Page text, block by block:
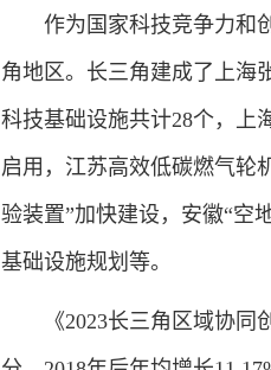
作为国家科技竞争力和创
角地区。长三角建成了上海
科技基础设施共计28个，上
启用，江苏高效低碳燃气轮
验装置”加快建设，安徽“空
基础设施规划等。
《2023长三角区域协同创